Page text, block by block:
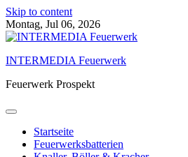
Skip to content
Montag, Jul 06, 2026
INTERMEDIA Feuerwerk
Feuerwerk Prospekt
Startseite
Feuerwerksbatterien